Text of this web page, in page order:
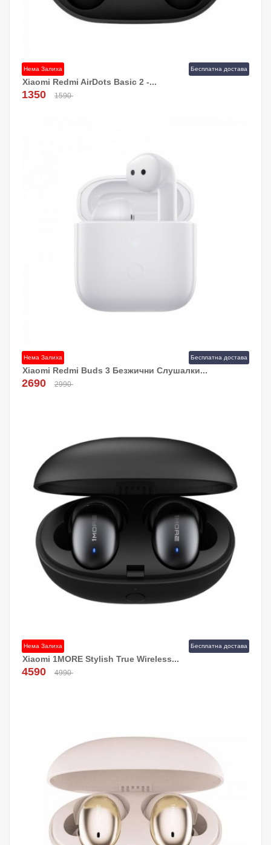
Нема Залиха Бесплатна достава
Xiaomi Redmi AirDots Basic 2 -...
1350 1590
Нема Залиха Бесплатна достава
Xiaomi Redmi Buds 3 Безжични Слушалки...
2690 2990
Нема Залиха Бесплатна достава
Xiaomi 1MORE Stylish True Wireless...
4590 4990